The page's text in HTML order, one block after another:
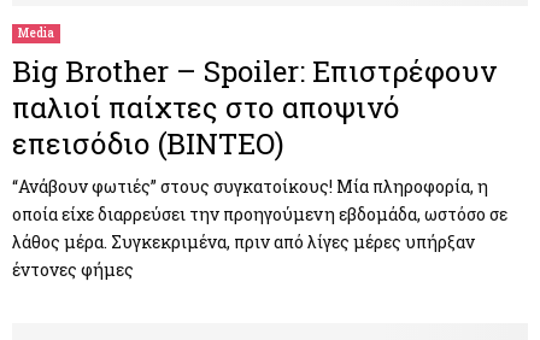
Media
Big Brother – Spoiler: Επιστρέφουν
παλιοί παίχτες στο αποψινό
επεισόδιο (ΒΙΝΤΕΟ)
“Ανάβουν φωτιές” στους συγκατοίκους! Μία πληροφορία, η
οποία είχε διαρρεύσει την προηγούμενη εβδομάδα, ωστόσο σε
λάθος μέρα. Συγκεκριμένα, πριν από λίγες μέρες υπήρξαν
έντονες φήμες